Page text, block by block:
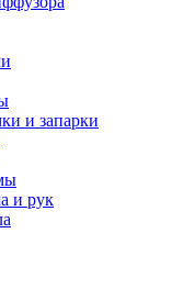
и запарки
и рук